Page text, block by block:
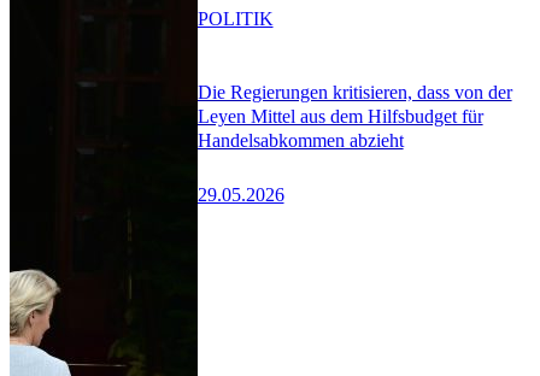
Die Regierungen kritisieren, dass von der
Leyen Mittel aus dem Hilfsbudget für
Handelsabkommen abzieht
29.05.2026
POLITIK